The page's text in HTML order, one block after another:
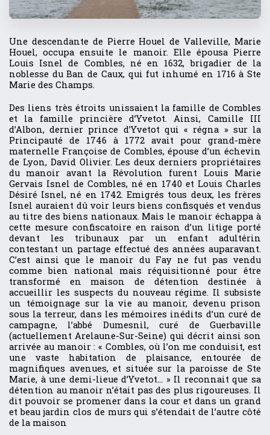
Une descendante de Pierre Houel de Valleville, Marie
Houel, occupa ensuite le manoir. Elle épousa Pierre
Louis Isnel de Combles, né en 1632, brigadier de la
noblesse du Ban de Caux, qui fut inhumé en 1716 à Ste
Marie des Champs.
Des liens très étroits unissaient la famille de Combles
et la famille princière d’Yvetot. Ainsi, Camille III
d’Albon, dernier prince d’Yvetot qui « régna » sur la
Principauté de 1746 à 1772 avait pour grand-mère
maternelle Françoise de Combles, épouse d’un échevin
de Lyon, David Olivier. Les deux derniers propriétaires
du manoir avant la Révolution furent Louis Marie
Gervais Isnel de Combles, né en 1740 et Louis Charles
Désiré Isnel, né en 1742. Emigrés tous deux, les frères
Isnel auraient dû voir leurs biens confisqués et vendus
au titre des biens nationaux. Mais le manoir échappa à
cette mesure confiscatoire en raison d’un litige porté
devant les tribunaux par un enfant adultérin
contestant un partage effectué des années auparavant.
C’est ainsi que le manoir du Fay ne fut pas vendu
comme bien national mais réquisitionné pour être
transformé en maison de détention destinée à
accueillir les suspects du nouveau régime. Il subsiste
un témoignage sur la vie au manoir, devenu prison
sous la terreur, dans les mémoires inédits d’un curé de
campagne, l’abbé Dumesnil, curé de Guerbaville
(actuellement Arelaune-Sur-Seine) qui décrit ainsi son
arrivée au manoir : « Combles, où l’on me conduisit, est
une vaste habitation de plaisance, entourée de
magnifiques avenues, et située sur la paroisse de Ste
Marie, à une demi-lieue d’Yvetot… » Il reconnait que sa
détention au manoir n’était pas des plus rigoureuses. Il
dit pouvoir se promener dans la cour et dans un grand
et beau jardin clos de murs qui s’étendait de l’autre côté
de la maison